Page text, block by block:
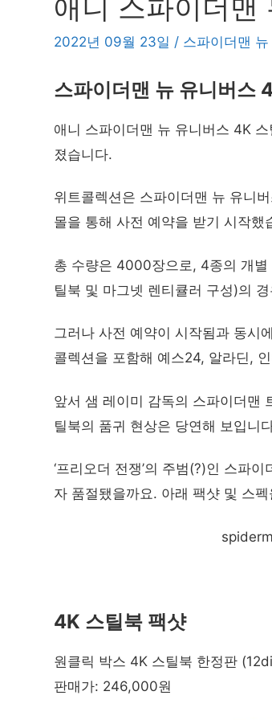
애니 스파이더맨
2022년 09월 23일 / 스파이더맨
스파이더맨 뉴 유니버스
애니 스파이더맨 뉴 유니버스 4K
졌습니다.
위트콜렉션은 스파이더맨 뉴 유니
몰을 통해 사전 예약을 받기 시작했
총 수량은 4000장으로, 4종의 개
틸북 및 마그넷 렌티큘러 구성)의
그러나 사전 예약이 시작됨과 동시
콜렉션을 포함해 예스24, 알라딘,
앞서 샘 레이미 감독의 스파이더맨
틸북의 품귀 현상은 당연해 보입니
‘프리오더 전쟁’의 주범(?)인 스파
자 품절됐을까요. 아래 팩샷 및 스
4K 스틸북 팩샷
원클릭 박스 4K 스틸북 한정판
판매가: 246,000원